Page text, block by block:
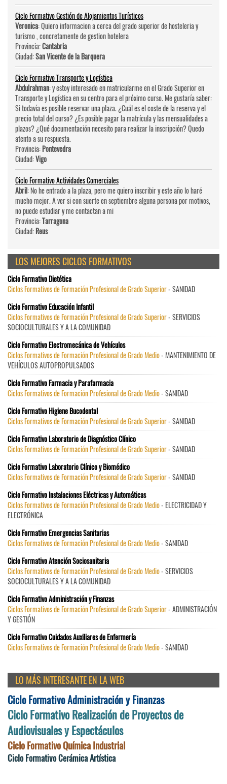
Ciclo Formativo Gestión de Alojamientos Turísticos
Veronica: Quiero informacion a cerca del grado superior de hosteleri­a y
turismo , concretamente de gestion hotelera
Provincia:Cantabria
Ciudad:San Vicente de la Barquera
Ciclo Formativo Transporte y Logística
Abdulrahman: y estoy interesado en matricularme en el Grado Superior en
Transporte y Logística en su centro para el próximo curso. Me gustaría saber:
Si todavía es posible reservar una plaza. ¿Cuál es el coste de la reserva y el
precio total del curso? ¿Es posible pagar la matrícula y las mensualidades a
plazos? ¿Qué documentación necesito para realizar la inscripción? Quedo
atento a su respuesta.
Provincia:Pontevedra
Ciudad:Vigo
Ciclo Formativo Actividades Comerciales
Abril: No he entrado a la plaza, pero me quiero inscribir y este año lo haré
mucho mejor. A ver si con suerte en septiembre alguna persona por motivos,
no puede estudiar y me contactan a mi
Provincia:Tarragona
Ciudad:Reus
LOS MEJORES CICLOS FORMATIVOS
Ciclo Formativo Dietética
Ciclos Formativos de Formación Profesional de Grado Superior- SANIDAD
Ciclo Formativo Educación Infantil
Ciclos Formativos de Formación Profesional de Grado Superior- SERVICIOS
SOCIOCULTURALES Y A LA COMUNIDAD
Ciclo Formativo Electromecánica de Vehículos
Ciclos Formativos de Formación Profesional de Grado Medio- MANTENIMIENTO DE
VEHÍCULOS AUTOPROPULSADOS
Ciclo Formativo Farmacia y Parafarmacia
Ciclos Formativos de Formación Profesional de Grado Medio- SANIDAD
Ciclo Formativo Higiene Bucodental
Ciclos Formativos de Formación Profesional de Grado Superior- SANIDAD
Ciclo Formativo Laboratorio de Diagnóstico Clínico
Ciclos Formativos de Formación Profesional de Grado Superior- SANIDAD
Ciclo Formativo Laboratorio Clínico y Biomédico
Ciclos Formativos de Formación Profesional de Grado Superior- SANIDAD
Ciclo Formativo Instalaciones Eléctricas y Automáticas
Ciclos Formativos de Formación Profesional de Grado Medio- ELECTRICIDAD Y
ELECTRÓNICA
Ciclo Formativo Emergencias Sanitarias
Ciclos Formativos de Formación Profesional de Grado Medio- SANIDAD
Ciclo Formativo Atención Sociosanitaria
Ciclos Formativos de Formación Profesional de Grado Medio- SERVICIOS
SOCIOCULTURALES Y A LA COMUNIDAD
Ciclo Formativo Administración y Finanzas
Ciclos Formativos de Formación Profesional de Grado Superior- ADMINISTRACIÓN
Y GESTIÓN
Ciclo Formativo Cuidados Auxiliares de Enfermería
Ciclos Formativos de Formación Profesional de Grado Medio- SANIDAD
LO MÁS INTERESANTE EN LA WEB
Ciclo Formativo Administración y Finanzas
Ciclo Formativo Realización de Proyectos de
Audiovisuales y Espectáculos
Ciclo Formativo Química Industrial
Ciclo Formativo Cerámica Artística